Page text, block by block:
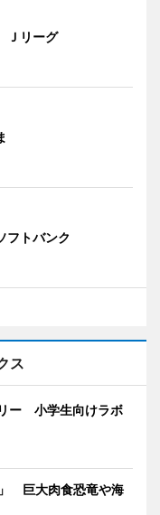
Ｊリーグ
フトバンク
ス
ー 小学生向けラボ
巨大肉食恐竜や海